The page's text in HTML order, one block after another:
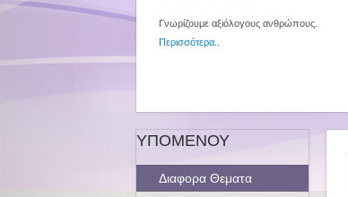
Γνωρίζουμε αξιόλογους ανθρώπους.
Περισσότερα
ΥΠΟΜΕΝΟΥ
Διαφορα Θεματα